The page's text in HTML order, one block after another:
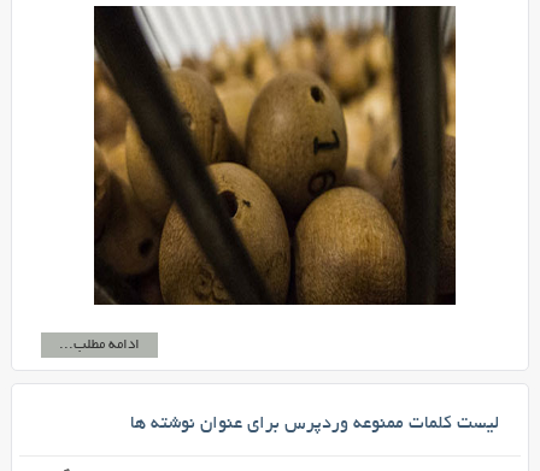
ادامه مطلب...
لیست کلمات ممنوعه وردپرس برای عنوان نوشته ها